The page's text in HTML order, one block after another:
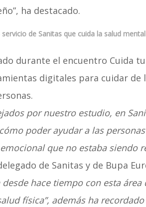
ha destacado.
de Sanitas que cuida la salud
durante el encuentro Cuida
digitales para cuidar
por nuestro estudio, en
poder ayudar a las
que no estaba siendo
de Sanitas y de Bupa
hace tiempo con esta
física”, además ha